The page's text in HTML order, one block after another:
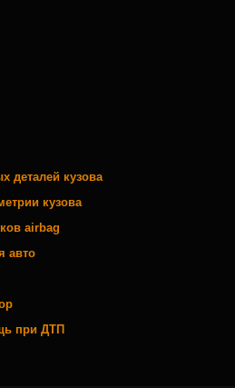
деталей кузова
кузова
airbag
авто
при ДТП